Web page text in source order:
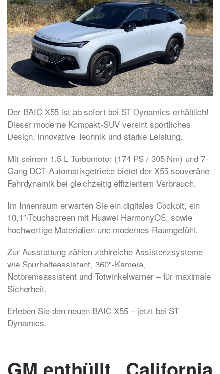
Der BAIC X55 ist ab sofort bei ST Dynamics erhältlich!
Dieser moderne Kompakt-SUV vereint sportliches
Design, innovative Technik und starke Leistung.
Mit seinem 1.5 L Turbomotor (174 PS / 305 Nm) und 7-
Gang DCT-Automatikgetriebe bietet der X55 souveräne
Fahrdynamik bei gleichzeitig effizientem Verbrauch.
Im Innenraum erwarten Sie ein digitales Cockpit, ein
10,1″-Touchscreen mit Huawei HarmonyOS, sowie
hochwertige Materialien und modernes Raumgefühl.
Zur Ausstattung zählen zahlreiche Assistenzsysteme
wie Spurhalteassistent, 360°-Kamera,
Notbremsassistent und Totwinkelwarner – für maximale
Sicherheit.
Erleben Sie den neuen BAIC X55 – jetzt bei ST
Dynamics.